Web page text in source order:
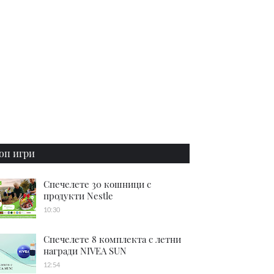
игри
Спечелете 30 кошници с
продукти Nestle
10:30
Спечелете 8 комплекта с летни
награди NIVEA SUN
12:54